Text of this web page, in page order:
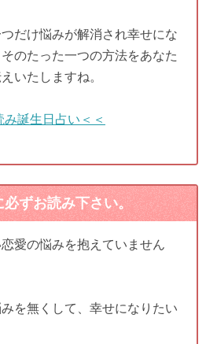
だけ悩みが解消され幸せにな
のたった一つの方法をあなた
いたしますね。
み誕生日占い＜＜
ずお読み下さい。
愛の悩みを抱えていません
を無くして、幸せになりたい